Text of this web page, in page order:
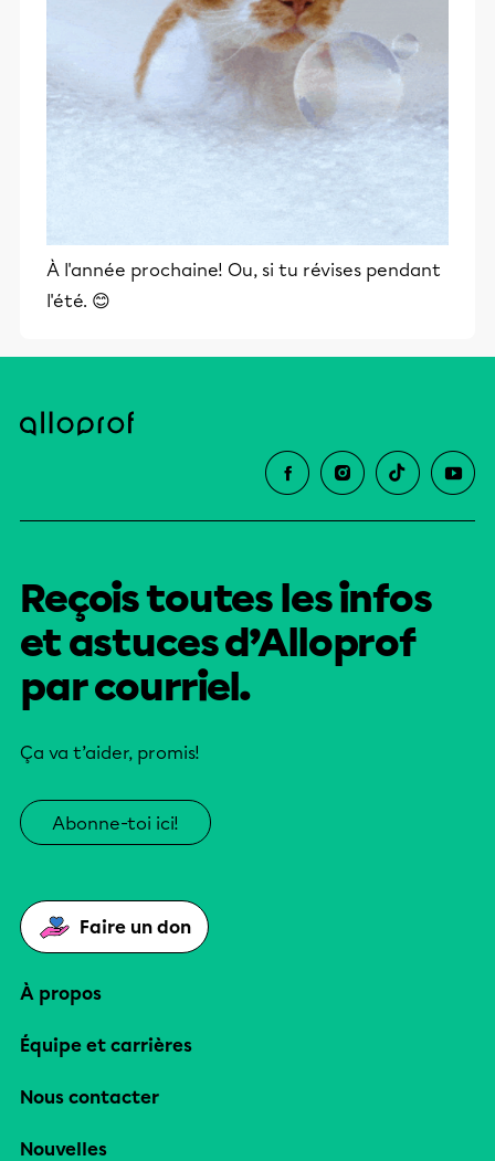
À l'année prochaine! Ou, si tu révises pendant
l'été. 😊
Reçois toutes les infos
et astuces d’Alloprof
par courriel.
Ça va t’aider, promis!
Abonne-toi ici!
Faire un don
À propos
Équipe et carrières
Nous contacter
Nouvelles